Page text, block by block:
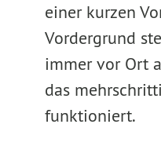
einer kurzen
Vordergrund
immer vor Ort
das
funktioniert.